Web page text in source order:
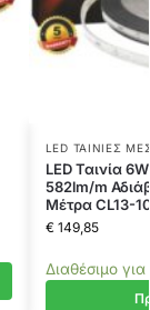
LED ΤΑΙΝΊΕΣ
LED Ταινία
582lm/m
Μέτρα CL13-
€149,85
Διαθέσιμο